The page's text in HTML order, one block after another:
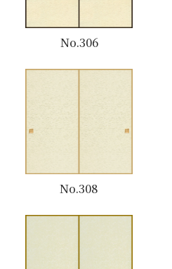
No.306
No.308